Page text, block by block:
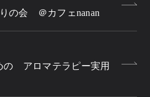
の会 ＠カフェnanan
アロマテラピー実用